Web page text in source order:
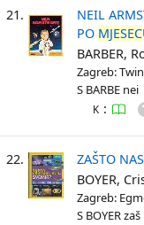
21.
NEIL
PO MJESEC
BARBER,
Zagreb:
S BARBE nei
K :
22.
ZAŠTO
BOYER,
Zagreb:
S BOYER zaš